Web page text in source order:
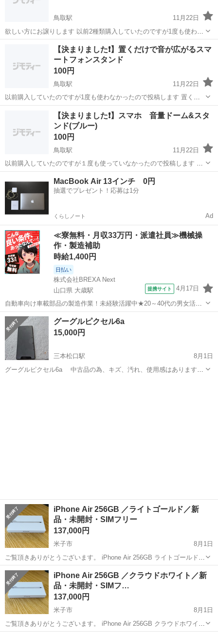
鳥取駅
11月22日
欲しい方にお譲りします 以前2種類購入していたのですが1度も使わな
かったので投稿します 対応機種はGALAXYs10です 未使用ではありま
すが自宅保管なのでご理解の上ご購入ください😃
鳥取駅 その他 譲り
【決まりました❗】置くだけで音が広がるスマ
ートフォンスタンド
100円
鳥取駅
11月22日
以前購入していたのですが1度も使わなかったので投稿します 置くだ
けで音が広がり、充電しながら使えてスマホスタンドとしても使えま
す😃 未使用ではありますが自宅保管なのでご理解の上ご購入ください
鳥取駅 その他
【決まりました❗】スマホ 音量ドーム&スタ
ンド(ブルー)
100円
鳥取駅
11月22日
以前購入していたのですが１度も使っていなかったので投稿します ド
ームの中にスマホを入れれば音が反響して音が大きくなる仕組みです
😃 スタンドとしても縦置き、横置きができるのでとても使いやすくオ
ススメです🤗 未使用ではあり...
鳥取市 鳥取駅 その他 スタンド
MacBook Air 13インチ 0円
抽選でプレゼント！応募は1分
くらしノート Ad
≪寮無料・月収33万円・派遣社員≫機械操
作・製造補助
時給1,400円
日払い
株式会社BREXA Next
山口県 大歳駅
提携サイト 4月17日
自動車向け車載部品の製造作業！未経験活躍中★20～40代の男女活躍
中！友達同士での応募OK！備品付きワンルーム寮費無料！赴任旅費会
社負担！生活支援物資事前対応可◎格安食堂利用可！年間休日135日
♪《山口県山口市》 人気の工...
山口 山口市 大歳駅 その他
グーグルピクセル6a
15,000円
三本松口駅
8月1日
グーグルピクセル6a 中古品の為、キズ、汚れ、使用感はありますが
iPhone Air 256GB ／ライトゴールド／新
品・未開封・SIMフリー
137,000円
米子市
8月1日
ご覧頂きありがとうございます。 iPhone Air 256GB ライトゴールド
新品、未開封、SIMフリー 2026年7月Amazon購入品です。 この機会
に是非、ご利用頂ければと思います。 直接の受け渡し及び発送...
鳥取 米子市
iPhone Air 256GB ／クラウドホワイト／新
品・未開封・SIMフ…
137,000円
米子市
8月1日
ご覧頂きありがとうございます。 iPhone Air 256GB クラウドホワイト
新品、未開封、SIMフリー 2026年6月Amazon購入品です。 この機会